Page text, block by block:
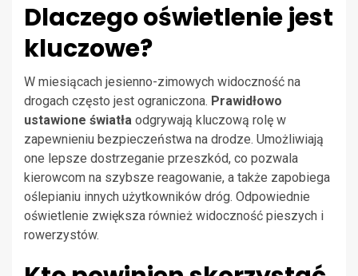
Dlaczego oświetlenie jest
kluczowe?
W miesiącach jesienno-zimowych widoczność na
drogach często jest ograniczona. Prawidłowo
ustawione światła odgrywają kluczową rolę w
zapewnieniu bezpieczeństwa na drodze. Umożliwiają
one lepsze dostrzeganie przeszkód, co pozwala
kierowcom na szybsze reagowanie, a także zapobiega
oślepianiu innych użytkowników dróg. Odpowiednie
oświetlenie zwiększa również widoczność pieszych i
rowerzystów.